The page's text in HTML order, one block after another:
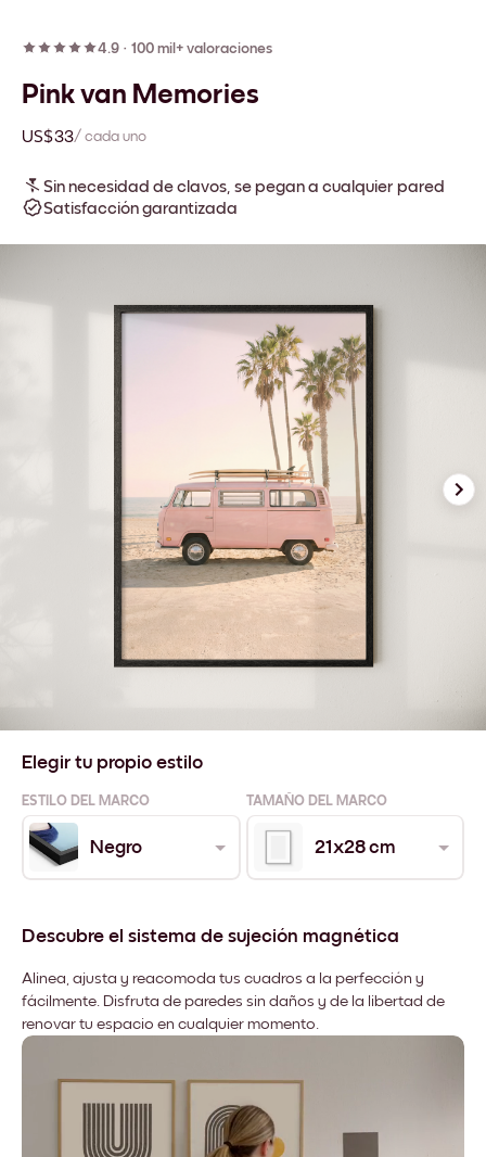
4.9 · 100 mil+ valoraciones
Pink van Memories
US$33/ cada uno
Sin necesidad de clavos, se pegan a cualquier pared
Satisfacción garantizada
Elegir tu propio estilo
ESTILO DEL MARCO TAMAÑO DEL MARCO
Negro 21x28 cm
Descubre el sistema de sujeción magnética
Alinea, ajusta y reacomoda tus cuadros a la perfección y
fácilmente. Disfruta de paredes sin daños y de la libertad de
renovar tu espacio en cualquier momento.